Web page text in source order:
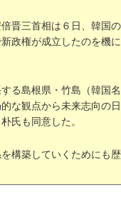
晋三首相は６日、韓国
政権が成立したのを機
る島根県・竹島（韓国
な観点から未来志向の
氏も同意した。
構築していくためにも